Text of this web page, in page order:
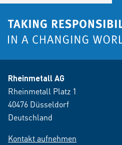
Rheinmetall AG
Rheinmetall Platz 1
40476 Düsseldorf
Deutschland
Kontakt aufnehmen